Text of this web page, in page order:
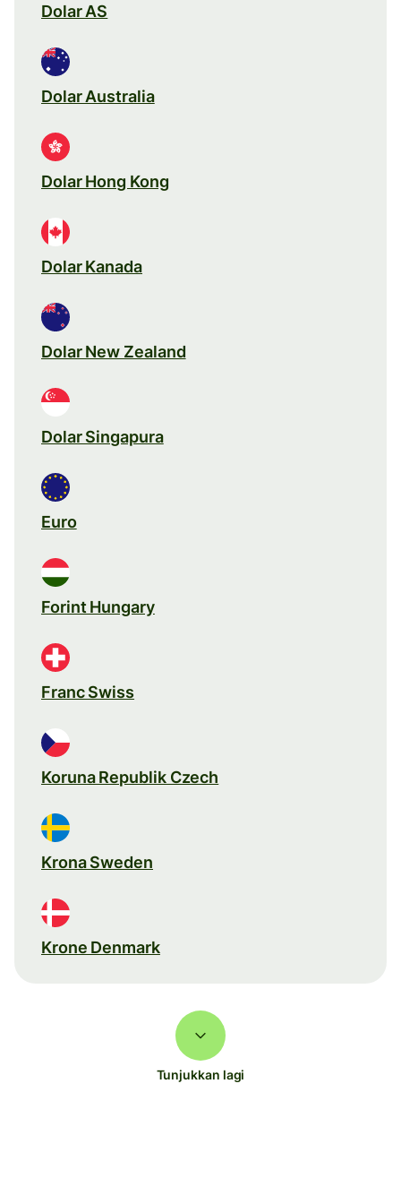
Dolar AS
Dolar Australia
Dolar Hong Kong
Dolar Kanada
Dolar New Zealand
Dolar Singapura
Euro
Forint Hungary
Franc Swiss
Koruna Republik Czech
Krona Sweden
Krone Denmark
Tunjukkan lagi